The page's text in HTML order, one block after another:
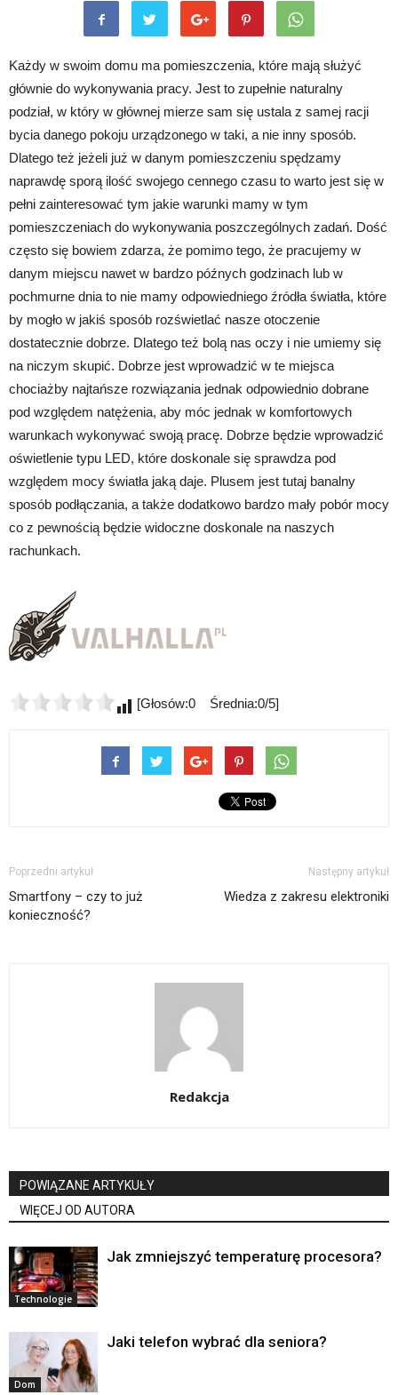
Każdy w swoim domu ma pomieszczenia, które mają służyć
głównie do wykonywania pracy. Jest to zupełnie naturalny
podział, w który w głównej mierze sam się ustala z samej racji
bycia danego pokoju urządzonego w taki, a nie inny sposób.
Dlatego też jeżeli już w danym pomieszczeniu spędzamy
naprawdę sporą ilość swojego cennego czasu to warto jest się w
pełni zainteresować tym jakie warunki mamy w tym
pomieszczeniach do wykonywania poszczególnych zadań. Dość
często się bowiem zdarza, że pomimo tego, że pracujemy w
danym miejscu nawet w bardzo późnych godzinach lub w
pochmurne dnia to nie mamy odpowiedniego źródła światła, które
by mogło w jakiś sposób rozświetlać nasze otoczenie
dostatecznie dobrze. Dlatego też bolą nas oczy i nie umiemy się
na niczym skupić. Dobrze jest wprowadzić w te miejsca
chociażby najtańsze rozwiązania jednak odpowiednio dobrane
pod względem natężenia, aby móc jednak w komfortowych
warunkach wykonywać swoją pracę. Dobrze będzie wprowadzić
oświetlenie typu LED, które doskonale się sprawdza pod
względem mocy światła jaką daje. Plusem jest tutaj banalny
sposób podłączania, a także dodatkowo bardzo mały pobór mocy
co z pewnością będzie widoczne doskonale na naszych
rachunkach.
[Głosów:0 Średnia:0/5]
Poprzedni artykuł
Smartfony – czy to już
konieczność?
Następny artykuł
Wiedza z zakresu elektroniki
Redakcja
POWIĄZANE ARTYKUŁY
WIĘCEJ OD AUTORA
Technologie
Jak zmniejszyć temperaturę procesora?
Dom
Jaki telefon wybrać dla seniora?